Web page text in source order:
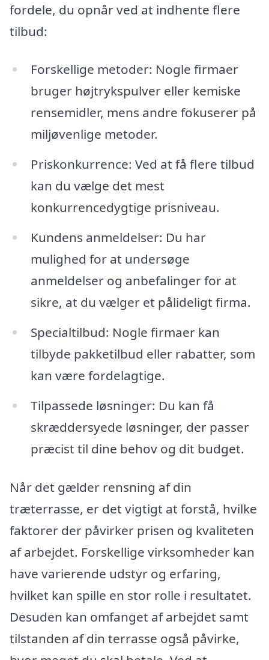
fordele, du opnår ved at indhente flere
tilbud:
Forskellige metoder: Nogle firmaer
bruger højtrykspulver eller kemiske
rensemidler, mens andre fokuserer på
miljøvenlige metoder.
Priskonkurrence: Ved at få flere tilbud
kan du vælge det mest
konkurrencedygtige prisniveau.
Kundens anmeldelser: Du har
mulighed for at undersøge
anmeldelser og anbefalinger for at
sikre, at du vælger et pålideligt firma.
Specialtilbud: Nogle firmaer kan
tilbyde pakketilbud eller rabatter, som
kan være fordelagtige.
Tilpassede løsninger: Du kan få
skræddersyede løsninger, der passer
præcist til dine behov og dit budget.
Når det gælder rensning af din
træterrasse, er det vigtigt at forstå, hvilke
faktorer der påvirker prisen og kvaliteten
af arbejdet. Forskellige virksomheder kan
have varierende udstyr og erfaring,
hvilket kan spille en stor rolle i resultatet.
Desuden kan omfanget af arbejdet samt
tilstanden af din terrasse også påvirke,